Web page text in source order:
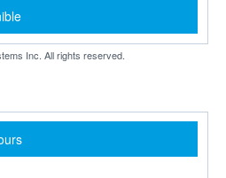
Inc. All rights reserved.